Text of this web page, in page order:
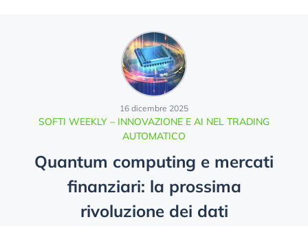
SOFTI WEEKLY – INNOVAZIONE E AI NEL TRADING
AUTOMATICO
16 dicembre 2025
Quantum computing e mercati
finanziari: la prossima
rivoluzione dei dati